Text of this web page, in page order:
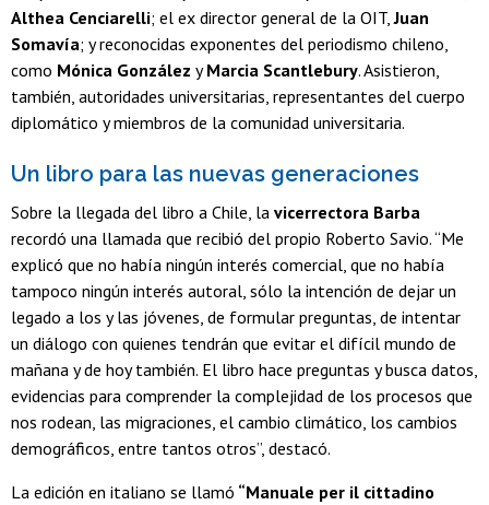
Althea Cenciarelli; el ex director general de la OIT,Juan
Somavía; y reconocidas exponentes del periodismo chileno,
como Mónica González yMarcia Scantlebury. Asistieron,
también, autoridades universitarias, representantes del cuerpo
diplomático y miembros de la comunidad universitaria.
Un libro para las nuevas generaciones
Sobre la llegada del libro a Chile, la vicerrectora Barba
recordó una llamada que recibió del propio Roberto Savio. “Me
explicó que no había ningún interés comercial, que no había
tampoco ningún interés autoral, sólo la intención de dejar un
legado a los y las jóvenes, de formular preguntas, de intentar
un diálogo con quienes tendrán que evitar el difícil mundo de
mañana y de hoy también. El libro hace preguntas y busca datos,
evidencias para comprender la complejidad de los procesos que
nos rodean, las migraciones, el cambio climático, los cambios
demográficos, entre tantos otros”, destacó.
La edición en italiano se llamó “Manuale per il cittadino